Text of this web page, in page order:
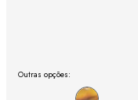
Outras opções: